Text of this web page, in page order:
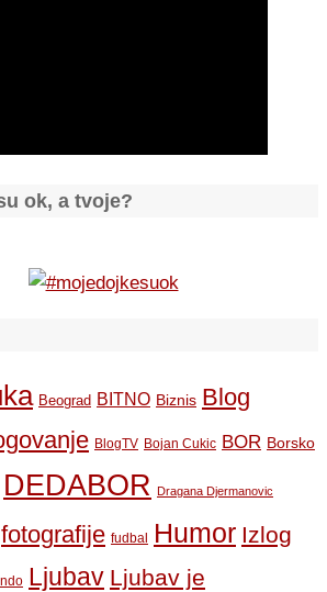
ok, a tvoje?
Beograd BITNO Biznis Blog
BlogTV Bojan Cukic BOR Borsko
DEDABOR Dragana Djermanovic
fotografije fudbal Humor Izlog
Ljubav Ljubav je